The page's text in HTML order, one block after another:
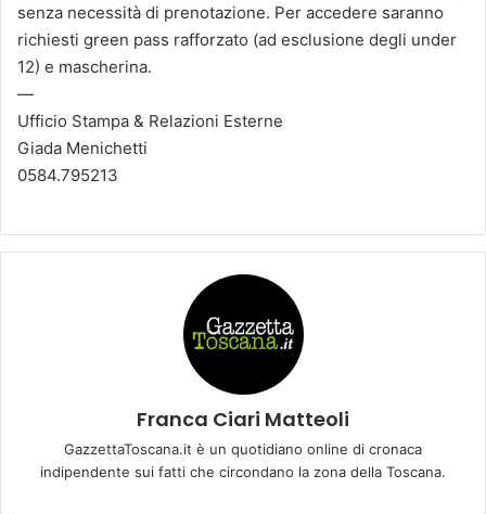
senza necessità di prenotazione. Per accedere saranno
richiesti green pass rafforzato (ad esclusione degli under
12) e mascherina.
—
Ufficio Stampa & Relazioni Esterne
Giada Menichetti
0584.795213
Franca Ciari Matteoli
GazzettaToscana.it è un quotidiano online di cronaca
indipendente sui fatti che circondano la zona della Toscana.